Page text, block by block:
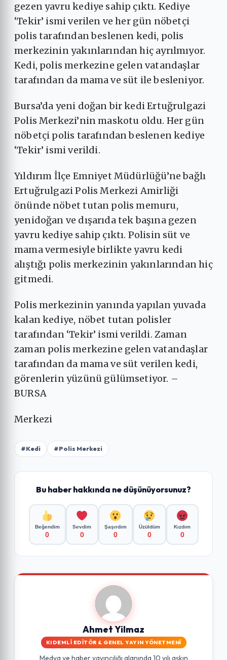
gezen yavru kediye sahip çıktı. Kediye
‘Tekir’ ismi verilen ve her gün nöbetçi
polis tarafından beslenen kedi, polis
merkezinin yakınlarından hiç ayrılmıyor.
Kedi, polis merkezine gelen vatandaşlar
tarafından da mama ve süt ile besleniyor.
Bursa’da yeni doğan bir kedi Ertuğrulgazi
Polis Merkezi’nin maskotu oldu. Her gün
nöbetçi polis tarafından beslenen kediye
‘Tekir’ ismi verildi.
Yıldırım İlçe Emniyet Müdürlüğü’ne bağlı
Ertuğrulgazi Polis Merkezi Amirliği
önünde nöbet tutan polis memuru,
yenidoğan ve dışarıda tek başına gezen
yavru kediye sahip çıktı. Polisin süt ve
mama vermesiyle birlikte yavru kedi
alıştığı polis merkezinin yakınlarından hiç
gitmedi.
Polis merkezinin yanında yapılan yuvada
kalan kediye, nöbet tutan polisler
tarafından ‘Tekir’ ismi verildi. Zaman
zaman polis merkezine gelen vatandaşlar
tarafından da mama ve süt verilen kedi,
görenlerin yüzünü gülümsetiyor. –
BURSA
Merkezi
#Kedi #Polis Merkezi
Bu haber hakkında ne düşünüyorsunuz?
Beğendim
0
Sevdim
0
Şaşırdım
0
Üzüldüm
0
Kızdım
0
Ahmet Yilmaz
KIDEMLI EDITÖR & GENEL YAYIN YÖNETMENI
Medya ve haber yayıncılığı alanında 10 yılı aşkın